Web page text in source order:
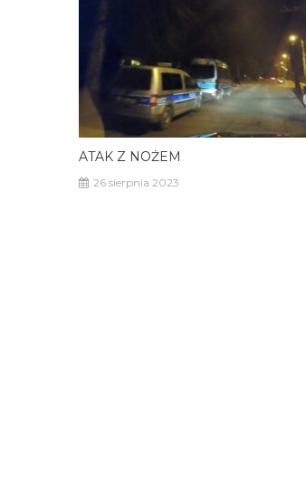
ATAK Z NOŻEM
26 sierpnia 2023